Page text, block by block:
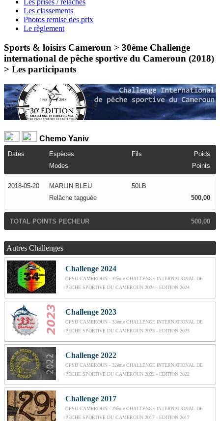
Les prises / relâches
Les classements
Photos remise des prix
Le règlement
Sports & loisirs Cameroun > 30ème Challenge
international de pêche sportive du Cameroun (2018)
> Les participants
Chemo Yaniv
Dates Espèces Fils
Poids
Modes
Points
2018-05-20 MARLIN BLEU
50LB
Relâche tagguée
500,00
TOTAL POINTS PECHEUR 500,00
Autres Challenges
Challenge 2024
CPSD CAMEROUN - 34ème CHALLENGE INTERNATIONAL DE
PECHE SPORTIVE DU CAMEROUN 2024 - EDITION 2024
Challenge 2023
CPSD CAMEROUN - 33ème CHALLENGE INTERNATIONAL DE
PECHE SPORTIVE DU CAMEROUN 2023 - EDITION 2023
Challenge 2022
CPSD CAMEROUN - 32ème CHALLENGE INTERNATIONAL DE
PECHE SPORTIVE DU CAMEROUN 2022 - EDITION 2022
Challenge 2017
CPSD CAMEROUN - 29ème CHALLENGE INTERNATIONAL DE
PECHE SPORTIVE DU CAMEROUN 2017 - EDITION 2017